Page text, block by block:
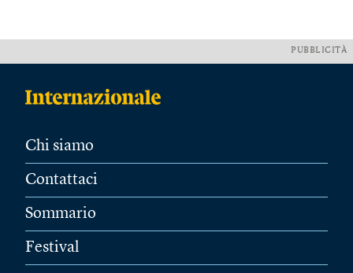
PUBBLICITÀ
Chi siamo
Contattaci
Sommario
Festival